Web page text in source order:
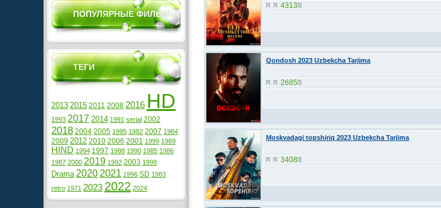
4313
Qondosh 2023 Uzbekcha Tarjima
2685
Moskvadagi topshiriq 2023 Uzbekcha Tarjima
3408
ПОПУЛЯРНЫЕ ФИЛЬМЫ
ТЕГИ
2013 2015 2011 2008 2016 HD
1993 2017 2014 1991 serial 2002
2018 2004 2005 1995 1982 2007 1984
2009 2012 2010 2006 2001 1999 1989
HIND 1994 1997 1988 1990 1985 1986
1987 2000 2019 1992 2003 1998
Drama 2020 2021 1996 SD 1983
retro 1971 2023 2022 2024